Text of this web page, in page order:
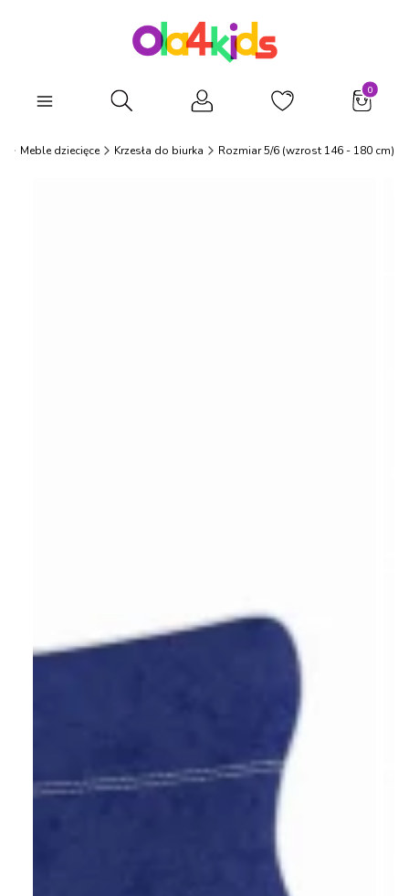
Otwórz wyszukiwarkę
Meble dziecięce Krzesła do biurka Rozmiar 5/6 (wzrost 146 - 180 cm)